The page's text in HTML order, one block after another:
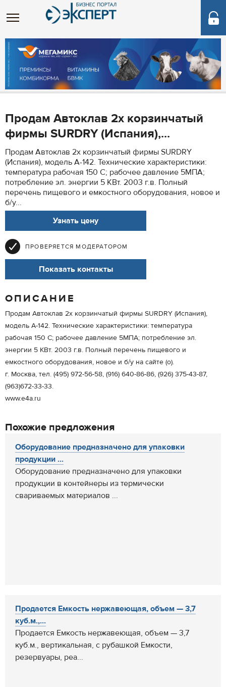
Продам Автоклав 2х корзинчатый
фирмы SURDRY (Испания),...
Продам Автоклав 2х корзинчатый фирмы SURDRY
(Испания), модель A-142. Технические характеристики:
температура рабочая 150 С; рабочее давление 5МПА;
потребление эл. энергии 5 КВт. 2003 г.в. Полный
перечень пищевого и емкостного оборудования, новое и
б/у...
Узнать цену
ПРОВЕРЯЕТСЯ МОДЕРАТОРОМ
Показать контакты
ОПИСАНИЕ
Продам Автоклав 2х корзинчатый фирмы SURDRY (Испания),
модель A-142. Технические характеристики: температура
рабочая 150 С; рабочее давление 5МПА; потребление эл.
энергии 5 КВт. 2003 г.в. Полный перечень пищевого и
емкостного оборудования, новое и б/у на сайте (о).
г. Москва, тел. (495) 972-56-58, (916) 640-86-86, (926) 375-43-87,
(963)672-33-33.
www.e4a.ru
Похожие предложения
Оборудование предназначено для упаковки
продукции ...
Оборудование предназначено для упаковки
продукции в контейнеры из термически
свариваемых материалов ...
Продается Емкость нержавеющая, объем — 3,7
куб.м.,...
Продается Емкость нержавеющая, объем — 3,7
куб.м., вертикальная, с рубашкой Емкости,
резервуары, реа...